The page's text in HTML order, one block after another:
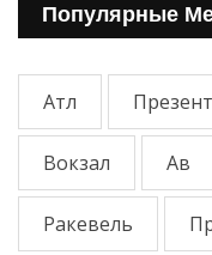
Популярные
Атл
Вокзал Ав
Ракевель